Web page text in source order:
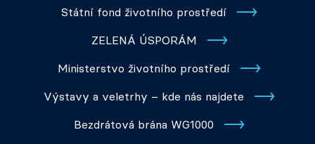
Státní fond životního prostředí
ZELENÁ ÚSPORÁM
Ministerstvo životního prostředí
Výstavy a veletrhy – kde nás najdete
Bezdrátová brána WG1000